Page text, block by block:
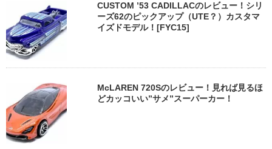
CUSTOM ’53 CADILLACのレビュー！シリ
ーズ62のピックアップ（UTE？）カスタマ
イズドモデル！[FYC15]
McLAREN 720Sのレビュー！見れば見るほ
どカッコいい”サメ”スーパーカー！